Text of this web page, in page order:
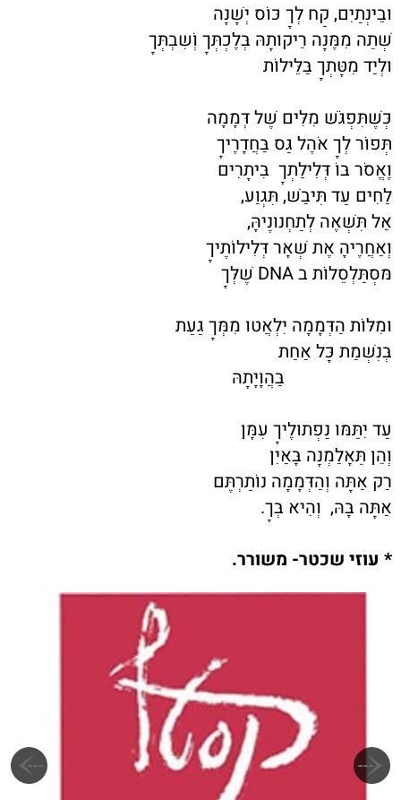
וּבֵינְתַיִם, קַח לְךָ כּוֹס יְשָׁנָה
שְׁתֵה מִמֶּנָּה רֵיקוּתָהּ בְּלֶכְתְּךָ וְֹשִבְתְּךָ
וּלְיַד מִטָּתְךָ בַּלֵּילוֹת
כְּשֶׁתִּפְגֹּשׁ מִלִּים שֶׁל דְּמָמָה
תְּפוֹר לְךָ אֹהֶל גַּס בַּחֲדָרֶיךָ
וֶאֱסֹר בּוֹ דְּלִילַתְךָ בִּיתָרִים
לַחִים עַד תִּיבַשׁ, תִּגְוַע,
אַל תִּשְׁאֶה לְתַחְנוּנֶיהָּ,
וְאַחֲרֶיהָ אֶת שְׁאָר דְּלִילוֹתֶיךָ
מּסְתַּלְסֵלוֹת ב DNA שֶׁלְּךָ
וּמִלּוֹת הַדְּמָמָה יִלְאֲטוּ מִמְּךָ גַּעַת
בְּנִשְׁמַת כָּל אַחַת
בַּהֲוָיָתָהּ
עַד יִתַּמּוּ נַפְתוּלֶיךָ עִמָּן
וְהֵן תֵּאָלַמְנָה בָּאַיִן
רַק אַתָּה וְהַדְּמָמָה נוֹתַרְתֶּם
אַתָּה בָּהּ, וְהִיא בְּךָ.
* עוזי שכטר- משורר.